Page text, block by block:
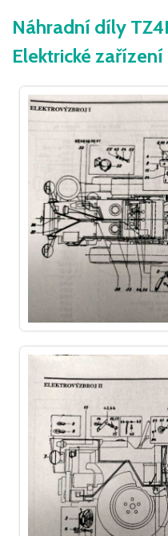
Náhradní díly
Elektrické zařízení